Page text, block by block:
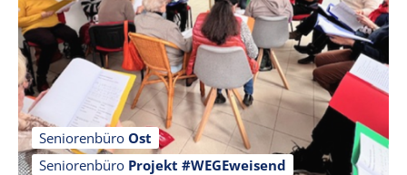
Seniorenbüro Ost
Seniorenbüro Projekt #WEGEweisend